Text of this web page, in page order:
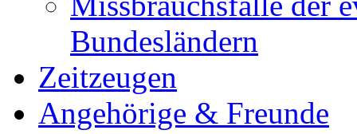
Bundesländern
Zeitzeugen
Angehörige & Freunde